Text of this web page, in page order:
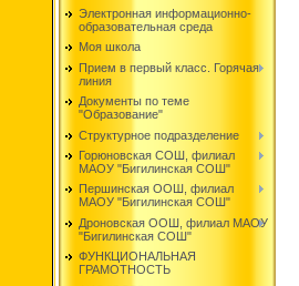
Электронная информационно-
образовательная среда
Моя школа
Прием в первый класс. Горячая
линия
Документы по теме
"Образование"
Структурное подразделение
Горюновская СОШ, филиал
МАОУ "Бигилинская СОШ"
Першинская ООШ, филиал
МАОУ "Бигилинская СОШ"
Дроновская ООШ, филиал МАОУ
"Бигилинская СОШ"
ФУНКЦИОНАЛЬНАЯ
ГРАМОТНОСТЬ